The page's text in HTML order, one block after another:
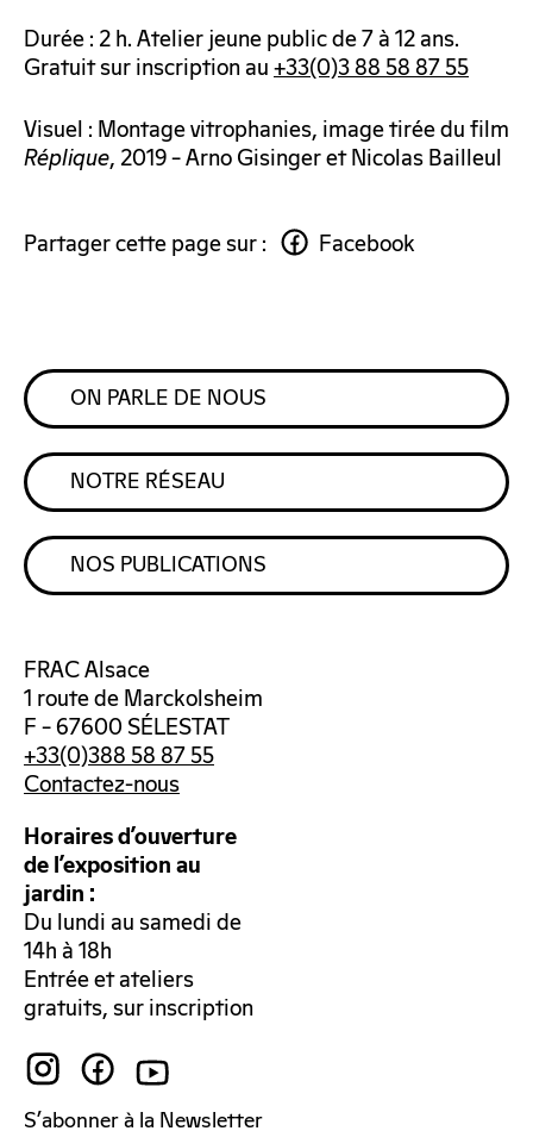
Durée : 2 h. Atelier jeune public de 7 à 12 ans.
Gratuit sur inscription au+33(0)3 88 58 87 55
Visuel : Montage vitrophanies, image tirée du film
Réplique, 2019 – Arno Gisinger et Nicolas Bailleul
Partager cette page sur : Facebook
ON PARLE DE NOUS
NOTRE RÉSEAU
NOS PUBLICATIONS
FRAC Alsace
1 route de Marckolsheim
F – 67600 SÉLESTAT
+33(0)388 58 87 55
Contactez-nous
Horaires d’ouverture
de l’exposition au
jardin :
Du lundi au samedi de
14h à 18h
Entrée et ateliers
gratuits, sur inscription
S’abonner à la Newsletter